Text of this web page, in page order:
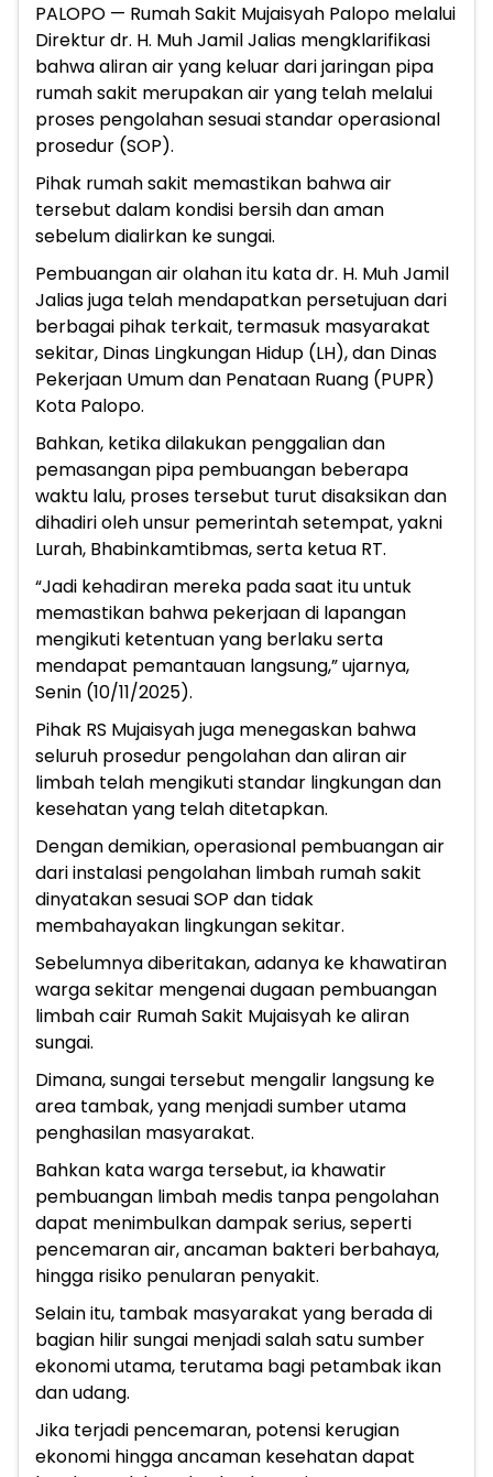
PALOPO — Rumah Sakit Mujaisyah Palopo melalui
Direktur dr. H. Muh Jamil Jalias mengklarifikasi
bahwa aliran air yang keluar dari jaringan pipa
rumah sakit merupakan air yang telah melalui
proses pengolahan sesuai standar operasional
prosedur (SOP).
Pihak rumah sakit memastikan bahwa air
tersebut dalam kondisi bersih dan aman
sebelum dialirkan ke sungai.
Pembuangan air olahan itu kata dr. H. Muh Jamil
Jalias juga telah mendapatkan persetujuan dari
berbagai pihak terkait, termasuk masyarakat
sekitar, Dinas Lingkungan Hidup (LH), dan Dinas
Pekerjaan Umum dan Penataan Ruang (PUPR)
Kota Palopo.
Bahkan, ketika dilakukan penggalian dan
pemasangan pipa pembuangan beberapa
waktu lalu, proses tersebut turut disaksikan dan
dihadiri oleh unsur pemerintah setempat, yakni
Lurah, Bhabinkamtibmas, serta ketua RT.
“Jadi kehadiran mereka pada saat itu untuk
memastikan bahwa pekerjaan di lapangan
mengikuti ketentuan yang berlaku serta
mendapat pemantauan langsung,” ujarnya,
Senin (10/11/2025).
Pihak RS Mujaisyah juga menegaskan bahwa
seluruh prosedur pengolahan dan aliran air
limbah telah mengikuti standar lingkungan dan
kesehatan yang telah ditetapkan.
Dengan demikian, operasional pembuangan air
dari instalasi pengolahan limbah rumah sakit
dinyatakan sesuai SOP dan tidak
membahayakan lingkungan sekitar.
Sebelumnya diberitakan, adanya ke khawatiran
warga sekitar mengenai dugaan pembuangan
limbah cair Rumah Sakit Mujaisyah ke aliran
sungai.
Dimana, sungai tersebut mengalir langsung ke
area tambak, yang menjadi sumber utama
penghasilan masyarakat.
Bahkan kata warga tersebut, ia khawatir
pembuangan limbah medis tanpa pengolahan
dapat menimbulkan dampak serius, seperti
pencemaran air, ancaman bakteri berbahaya,
hingga risiko penularan penyakit.
Selain itu, tambak masyarakat yang berada di
bagian hilir sungai menjadi salah satu sumber
ekonomi utama, terutama bagi petambak ikan
dan udang.
Jika terjadi pencemaran, potensi kerugian
ekonomi hingga ancaman kesehatan dapat